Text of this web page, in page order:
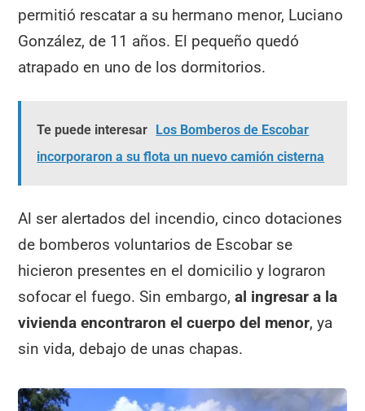
permitió rescatar a su hermano menor, Luciano
González, de 11 años. El pequeño quedó
atrapado en uno de los dormitorios.
Te puede interesar Los Bomberos de Escobar
incorporaron a su flota un nuevo camión cisterna
Al ser alertados del incendio, cinco dotaciones
de bomberos voluntarios de Escobar se
hicieron presentes en el domicilio y lograron
sofocar el fuego. Sin embargo,al ingresar a la
vivienda encontraron el cuerpo del menor, ya
sin vida, debajo de unas chapas.